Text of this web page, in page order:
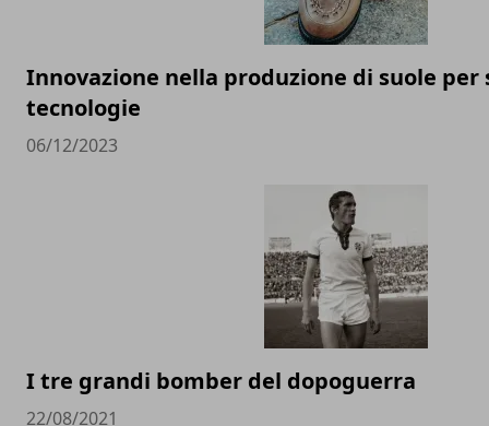
Innovazione nella produzione di suole per
tecnologie
06/12/2023
I tre grandi bomber del dopoguerra
22/08/2021